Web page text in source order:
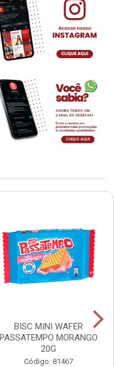
BISC MINI WAFER
PASSATEMPO MORANGO
20G
Código: 81467